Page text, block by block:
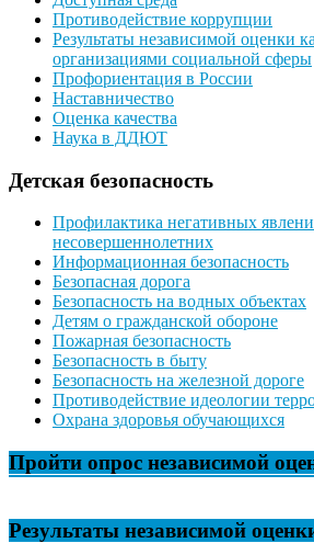
Противодействие коррупции
Результаты независимой оценки
организациями социальной сферы
Профориентация в России
Наставничество
Оценка качества
Наука в ДДЮТ
Детская безопасность
Профилактика негативных
несовершеннолетних
Информационная безопасность
Безопасная дорога
Безопасность на водных объектах
Детям о гражданской обороне
Пожарная безопасность
Безопасность в быту
Безопасность на железной дороге
Противодействие идеологии
Охрана здоровья обучающихся
Пройти опрос независимой
Результаты независимой